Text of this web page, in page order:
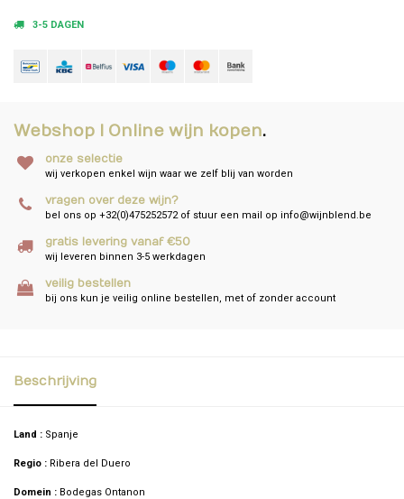
3-5 DAGEN
Webshop I Online wijn kopen.
onze selectie
wij verkopen enkel wijn waar we zelf blij van worden
vragen over deze wijn?
bel ons op +32(0)475252572 of stuur een mail op info@wijnblend.be
gratis levering vanaf €50
wij leveren binnen 3-5 werkdagen
veilig bestellen
bij ons kun je veilig online bestellen, met of zonder account
Beschrijving
Land : Spanje
Regio : Ribera del Duero
Domein : Bodegas Ontanon